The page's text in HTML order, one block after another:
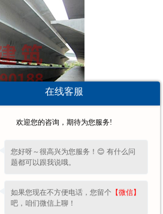
时候一定要认准正规厂家，
的产品才更有******，我司在
材料的生产方面积累了丰富的
官网进行具体了解，我们期待
在线客服
欢迎您的咨询，期待为您服务!
您好呀～很高兴为您服务！😊 有什么问
题都可以跟我说哦。
如果您现在不方便电话，您留个 【微信】
吧，咱们微信上聊！